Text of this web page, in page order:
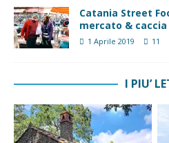
Catania Street
mercato &
1 Aprile 2019 11
I PIU’